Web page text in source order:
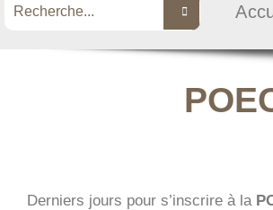
Derniers jours pour s’inscrire à la